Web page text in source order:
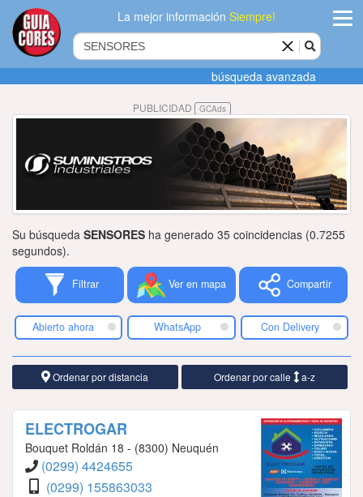
La mejor informaciónSiempre!
Agregar
empresa
datos
Publicidad
Tiendacores
Contactenos
búsqueda avanzada
PUBLICIDAD GCAds
Su búsqueda SENSORES ha generado 35 coincidencias (0.7255
segundos).
Filtrar Ver en mapa Compartir
Abierto ahora WhatsApp Con Delivery
Ordenar por distancia Ordenar por calle a-z
ELECTROGAR
Bouquet Roldán 18 - (8300) Neuquén
(0299) 4424655
(0299) 155863033